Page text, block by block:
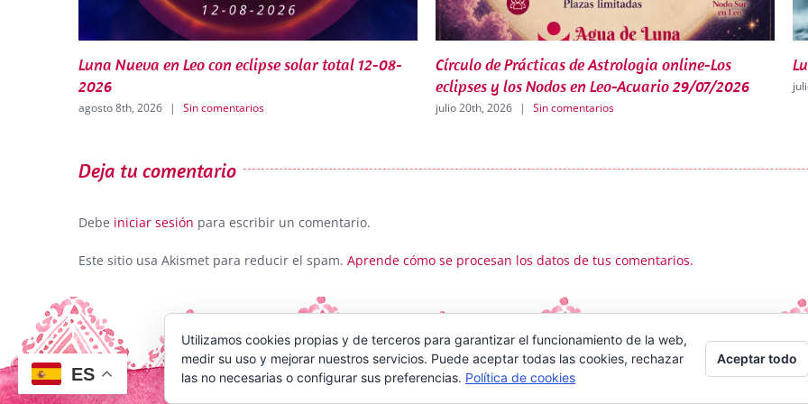
Círculo de Prácticas de Astrologia online-Los
eclipses y los Nodos en Leo-Acuario 29/07/2026
julio 20th, 2026 Sin comentarios
Luna Nueva en Cáncer 14-07-2026
julio 12th, 2026 | Sin comentarios
Deja tu comentario
Debe iniciar sesión para escribir un comentario.
Este sitio usa Akismet para reducir el spam. Aprende cómo se procesan los datos de tus comentarios.
ES
Utilizamos cookies propias y de terceros para garantizar el funcionamiento de la web,
medir su uso y mejorar nuestros servicios. Puede aceptar todas las cookies, rechazar
las no necesarias o configurar sus preferencias. Política de cookies
Aceptar todo